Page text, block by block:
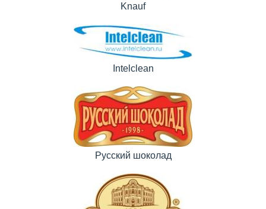
Knauf
Intelclean
Русский шоколад